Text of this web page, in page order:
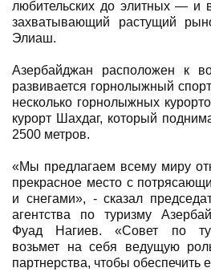
любительских до элитных — и
захватывающий растущий
Элиаш.
Азербайджан расположен к
развивается горнолыжный
несколько горнолыжных
курорт Шахдаг, который
2500 метров.
«Мы предлагаем всему миру
прекрасное место с
и снегами», - сказал
агентства по туризму
Фуад Нагиев. «Совет по
возьмет на себя ведущую
партнерства, чтобы обеспечить